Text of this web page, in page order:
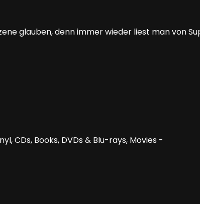
glauben, denn immer wieder liest man von
CDs, Books, DVDs & Blu-rays, Movies -